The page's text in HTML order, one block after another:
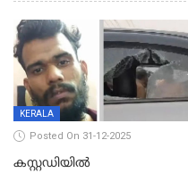
KERALA
Posted On 31-12-2025
കസ്റ്റഡിയിൽ